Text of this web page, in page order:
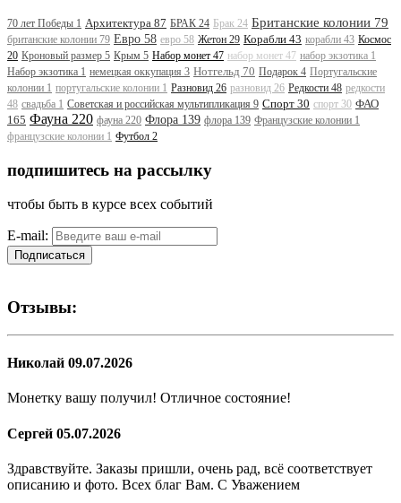
70 лет Победы 1 Архитектура 87 БРАК 24 Брак 24 Британские колонии 79
британские колонии 79 Евро 58 евро 58 Жетон 29 Корабли 43 корабли 43 Космос
20 Кроновый размер 5 Крым 5 Набор монет 47 набор монет 47 набор экзотика 1
Набор экзотика 1 немецкая оккупация 3 Нотгельд 70 Подарок 4 Португальские
колонии 1 португальские колонии 1 Разновид 26 разновид 26 Редкости 48 редкости
48 свадьба 1 Советская и российская мультипликация 9 Спорт 30 спорт 30 ФАО
165 Фауна 220 фауна 220 Флора 139 флора 139 Французские колонии 1
французские колонии 1 Футбол 2
подпишитесь на рассылку
чтобы быть в курсе всех событий
E-mail:
Подписаться
Отзывы:
Николай 09.07.2026
Монетку вашу получил! Отличное состояние!
Сергей 05.07.2026
Здравствуйте. Заказы пришли, очень рад, всё соответствует
описанию и фото. Всех благ Вам. С Уважением